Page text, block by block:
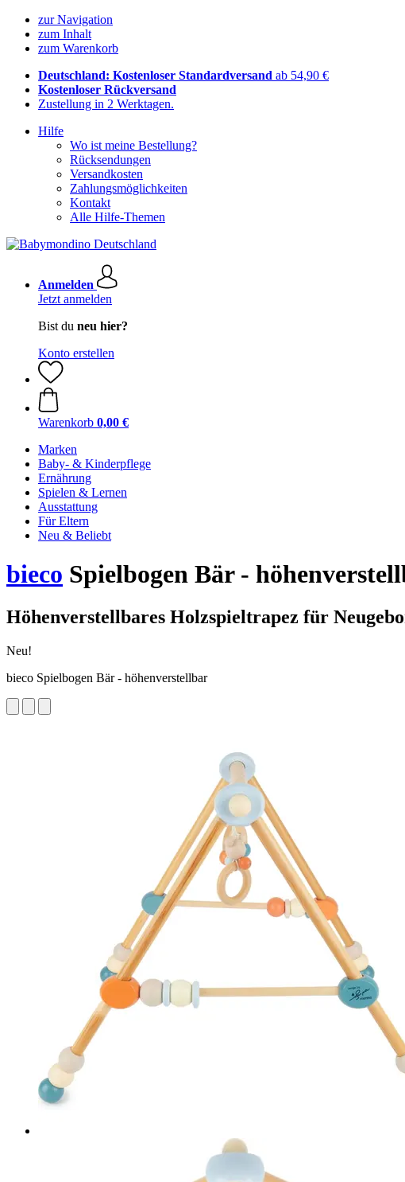
zur Navigation
zum Inhalt
zum Warenkorb
Deutschland: Kostenloser Standardversand ab 54,90 €
Kostenloser Rückversand
Zustellung in 2 Werktagen.
Hilfe
Wo ist meine Bestellung?
Rücksendungen
Versandkosten
Zahlungsmöglichkeiten
Kontakt
Alle Hilfe-Themen
Anmelden
Jetzt anmelden
Bist du neu hier?
Konto erstellen
Warenkorb 0,00 €
Marken
Baby- & Kinderpflege
Ernährung
Spielen & Lernen
Ausstattung
Für Eltern
Neu & Beliebt
bieco Spielbogen Bär -
Höhenverstellbares Holzspieltrapez für
Neu!
bieco Spielbogen Bär - höhenverstellbar